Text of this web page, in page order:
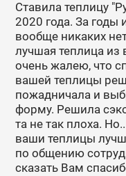
Ставила теплицу
2020 года. За годы
вообще никаких
лучшая теплица из
очень жалею, что
вашей теплицы
пожадничала и
форму. Решила
та не так плоха.
ваши теплицы
по общению
сказать Вам